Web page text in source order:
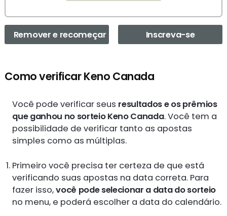
Remover e recomeçar Inscreva-se
Como verificar Keno Canada
Você pode verificar seus resultados e os prêmios
que ganhou no sorteio Keno Canada. Você tem a
possibilidade de verificar tanto as apostas
simples como as múltiplas.
Primeiro você precisa ter certeza de que está
verificando suas apostas na data correta. Para
fazer isso,você pode selecionar a data do sorteio
no menu, e poderá escolher a data do calendário.